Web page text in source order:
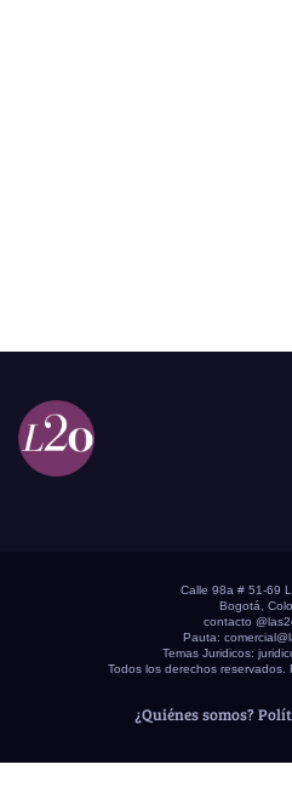
Calle 98a # 51-69
Bogotá,
contacto
Pauta:
Temas Juridicos:
Todos los derechos reservados.
¿Quiénes somos?